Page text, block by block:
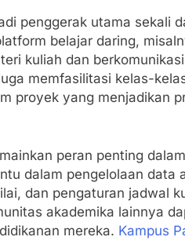
penggerak utama sekali
belajar daring,
kuliah dan
memfasilitasi kelas-
proyek yang menjadikan
peran penting
dalam pengelolaan data
dan pengaturan jadwal
akademika lainnya
mereka. Kampus